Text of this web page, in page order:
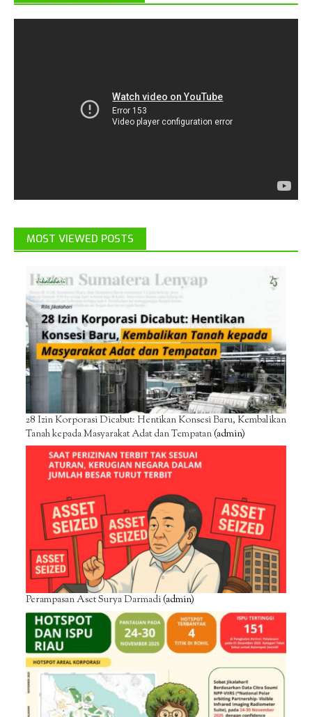
MOST VIEWED POSTS
28 Izin Korporasi Dicabut: Hentikan Konsesi Baru, Kembalikan
Tanah kepada Masyarakat Adat dan Tempatan(admin)
Perampasan Aset Surya Darmadi(admin)